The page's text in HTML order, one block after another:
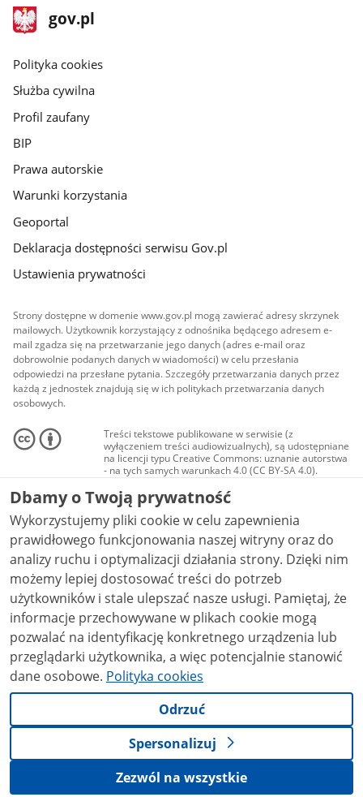
stopka
gov.pl
Strona
gov.pl
gov.pl
Polityka cookies
Służba cywilna
Profil zaufany
BIP
Prawa autorskie
Warunki korzystania
Geoportal
Deklaracja dostępności serwisu Gov.pl
Ustawienia prywatności
Strony dostępne w domenie www.gov.pl mogą zawierać adresy skrzynek
mailowych. Użytkownik korzystający z odnośnika będącego adresem e-
mail zgadza się na przetwarzanie jego danych (adres e-mail oraz
dobrowolnie podanych danych w wiadomości) w celu przesłania
odpowiedzi na przesłane pytania. Szczegóły przetwarzania danych przez
każdą z jednostek znajdują się w ich politykach przetwarzania danych
osobowych.
Treści tekstowe publikowane w serwisie (z
wyłączeniem treści audiowizualnych), są udostępniane
na licencji typu Creative Commons: uznanie autorstwa
- na tych samych warunkach 4.0 (CC BY-SA 4.0).
Materiały audiowizualne, w tym zdjęcia, materiały
audio i wideo, są udostępniane na licencji typu
Creative Commons: uznanie autorstwa użycie
niekomercyjne - bez utworów zależnych 4.0 (CC BY-
NC-ND 4.0), o ile nie jest to stwierdzone inaczej.
Dbamy o Twoją prywatność
Wykorzystujemy pliki cookie w celu zapewnienia
prawidłowego funkcjonowania naszej witryny oraz do
analizy ruchu i optymalizacji działania strony. Dzięki nim
możemy lepiej dostosować treści do potrzeb
użytkowników i stale ulepszać nasze usługi. Pamiętaj, że
informacje przechowywane w plikach cookie mogą
pozwalać na identyfikację konkretnego urządzenia lub
przeglądarki użytkownika, a więc potencjalnie stanowić
dane osobowe. Polityka cookies
Odrzuć
Spersonalizuj
Zezwól na wszystkie